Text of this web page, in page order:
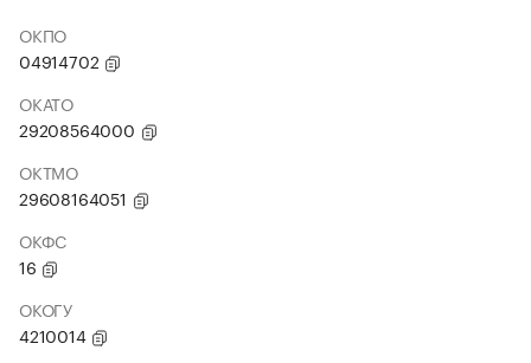
ОКПО
04914702
ОКАТО
29208564000
ОКТМО
29608164051
ОКФС
16
ОКОГУ
4210014